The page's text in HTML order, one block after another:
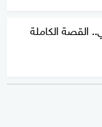
القصة الكاملة